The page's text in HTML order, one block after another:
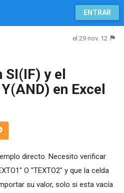
ENTRAR
el 29 nov. 12
SI(IF) y el
en Excel
directo. Necesito verificar
O "TEXTO2" y que la celda
su valor, solo si esta vacía